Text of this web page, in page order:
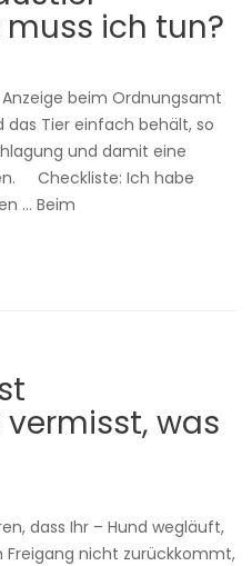
ich tun?
beim Ordnungsamt
das Tier einfach behält, so
und damit eine
Checkliste: Ich habe
… Beim
was
dass Ihr – Hund wegläuft,
nicht zurückkommt,